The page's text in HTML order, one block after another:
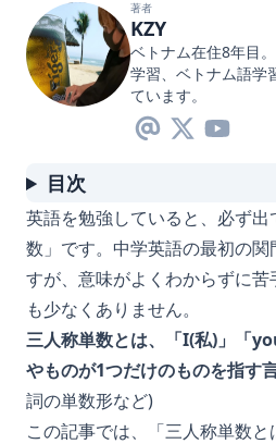
著者
KZY
ベトナム在住8年目
学習、ベトナム語学
ています。
目次
英語を勉強していると、必ず
数」です。中学英語の最初の
すが、意味がよくわからずに
も少なくありません。
三人称単数とは、「I(私)」「
やものが1つだけのものを指す
詞の単数形など)
この記事では、「三人称単数